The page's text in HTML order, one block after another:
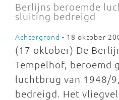
Berlijns beroemde
sluiting bedreigd
Achtergrond - 18 oktober
(17 oktober) De
Tempelhof, beroemd
luchtbrug van 1948/
bedreigd. Het